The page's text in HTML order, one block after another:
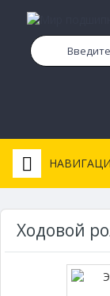
Ходовой